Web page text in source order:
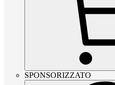
SPONSORIZZATO